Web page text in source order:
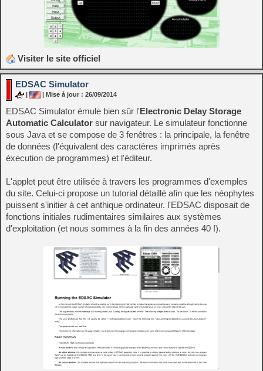
Visiter le site officiel
EDSAC Simulator
| | Mise à jour : 26/09/2014
EDSAC Simulator émule bien sûr l'Electronic Delay Storage
Automatic Calculator sur navigateur. Le simulateur fonctionne
sous Java et se compose de 3 fenêtres : la principale, la fenêtre
de données (l'équivalent des caractères imprimés après
éxecution de programmes) et l'éditeur.
L'applet peut être utilisée à travers les programmes d'exemples
du site. Celui-ci propose un tutorial détaillé afin que les néophytes
puissent s'initier à cet anthique ordinateur. l'EDSAC disposait de
fonctions initiales rudimentaires similaires aux systèmes
d'exploitation (et nous sommes à la fin des années 40 !).